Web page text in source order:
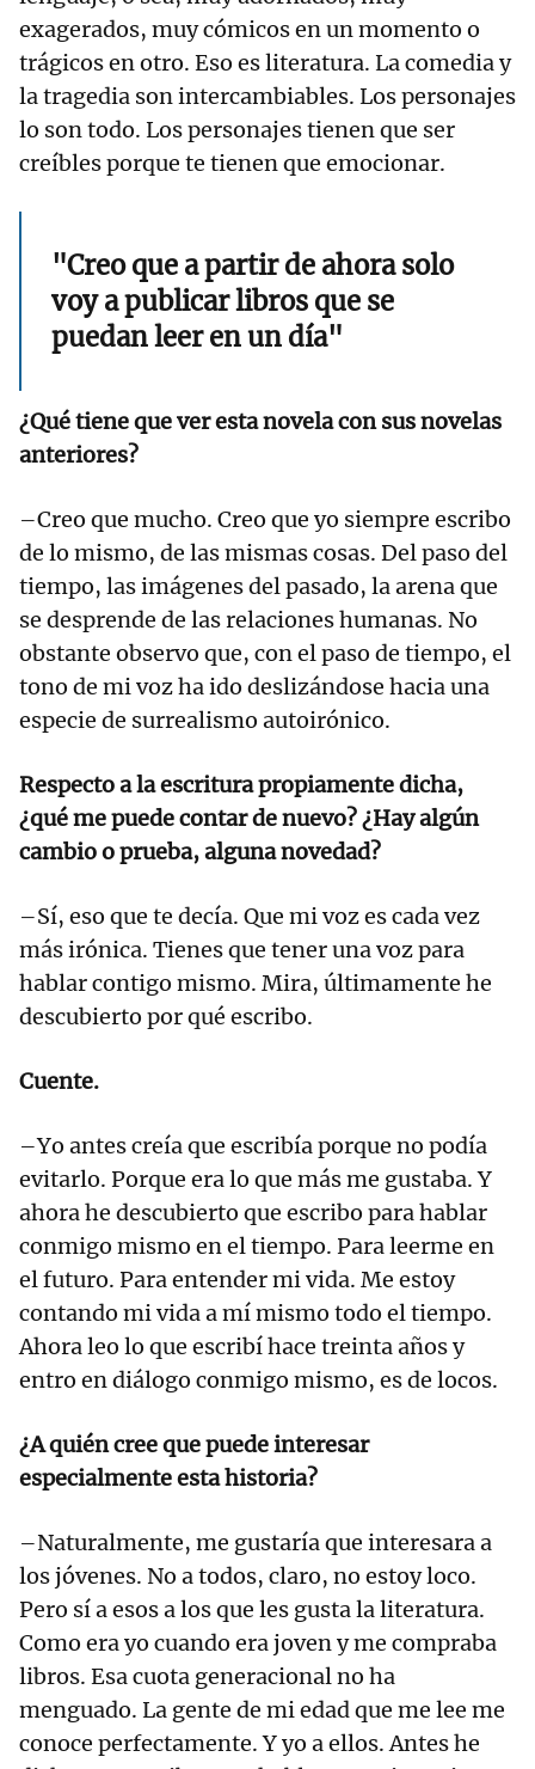
exagerados, muy cómicos en un momento o
trágicos en otro. Eso es literatura. La comedia y
la tragedia son intercambiables. Los personajes
lo son todo. Los personajes tienen que ser
creíbles porque te tienen que emocionar.
"Creo que a partir de ahora solo
voy a publicar libros que se
puedan leer en un día"
¿Qué tiene que ver esta novela con sus novelas
anteriores?
–Creo que mucho. Creo que yo siempre escribo
de lo mismo, de las mismas cosas. Del paso del
tiempo, las imágenes del pasado, la arena que
se desprende de las relaciones humanas. No
obstante observo que, con el paso de tiempo, el
tono de mi voz ha ido deslizándose hacia una
especie de surrealismo autoirónico.
Respecto a la escritura propiamente dicha,
¿qué me puede contar de nuevo? ¿Hay algún
cambio o prueba, alguna novedad?
–Sí, eso que te decía. Que mi voz es cada vez
más irónica. Tienes que tener una voz para
hablar contigo mismo. Mira, últimamente he
descubierto por qué escribo.
Cuente.
–Yo antes creía que escribía porque no podía
evitarlo. Porque era lo que más me gustaba. Y
ahora he descubierto que escribo para hablar
conmigo mismo en el tiempo. Para leerme en
el futuro. Para entender mi vida. Me estoy
contando mi vida a mí mismo todo el tiempo.
Ahora leo lo que escribí hace treinta años y
entro en diálogo conmigo mismo, es de locos.
¿A quién cree que puede interesar
especialmente esta historia?
–Naturalmente, me gustaría que interesara a
los jóvenes. No a todos, claro, no estoy loco.
Pero sí a esos a los que les gusta la literatura.
Como era yo cuando era joven y me compraba
libros. Esa cuota generacional no ha
menguado. La gente de mi edad que me lee me
conoce perfectamente. Y yo a ellos. Antes he